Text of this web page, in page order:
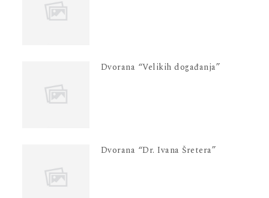
Dvorana “Velikih događanja”
Dvorana “Dr. Ivana Šretera”